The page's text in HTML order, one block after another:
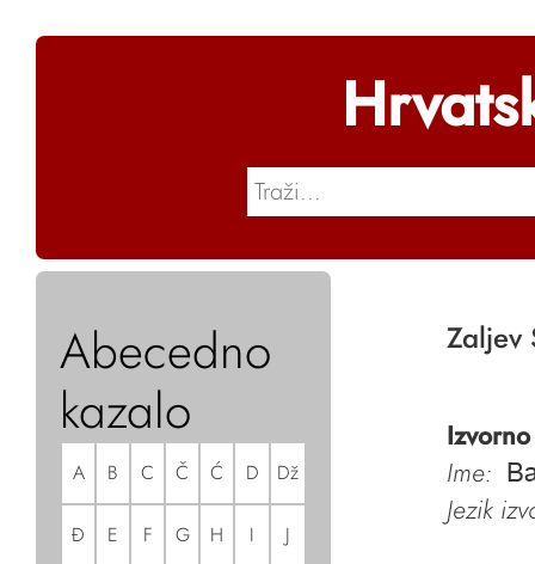
Abecedno
kazalo
A B C Č Ć D Dž
Đ E F G H I J
Zaljev
Ime:
Jezik